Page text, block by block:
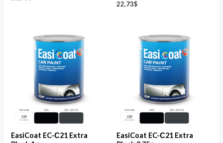
22,73$
EasiCoat EC-С21 Extra
EasiCoat EC-С21 Extra